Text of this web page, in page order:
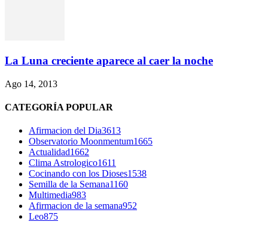
La Luna creciente aparece al caer la noche
Ago 14, 2013
CATEGORÍA POPULAR
Afirmacion del Dia3613
Observatorio Moonmentum1665
Actualidad1662
Clima Astrologico1611
Cocinando con los Dioses1538
Semilla de la Semana1160
Multimedia983
Afirmacion de la semana952
Leo875